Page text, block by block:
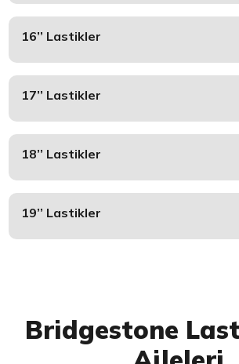
16’’ Lastikler
17’’ Lastikler
18’’ Lastikler
19’’ Lastikler
Bridgestone